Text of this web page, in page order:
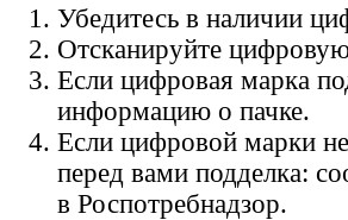
Убедитесь в наличии
Отсканируйте
Если цифровая марка
информацию о пачке.
Если цифровой марки
перед вами подделка:
в Роспотребнадзор.